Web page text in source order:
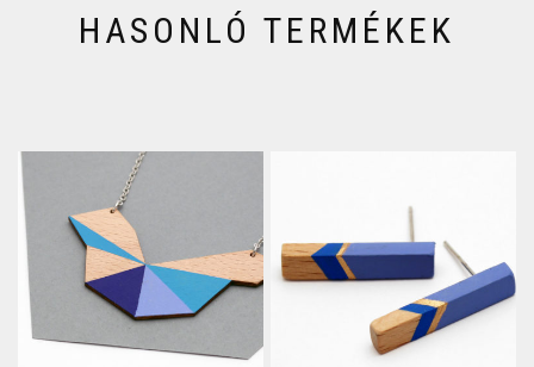
HASONLÓ TERMÉKEK